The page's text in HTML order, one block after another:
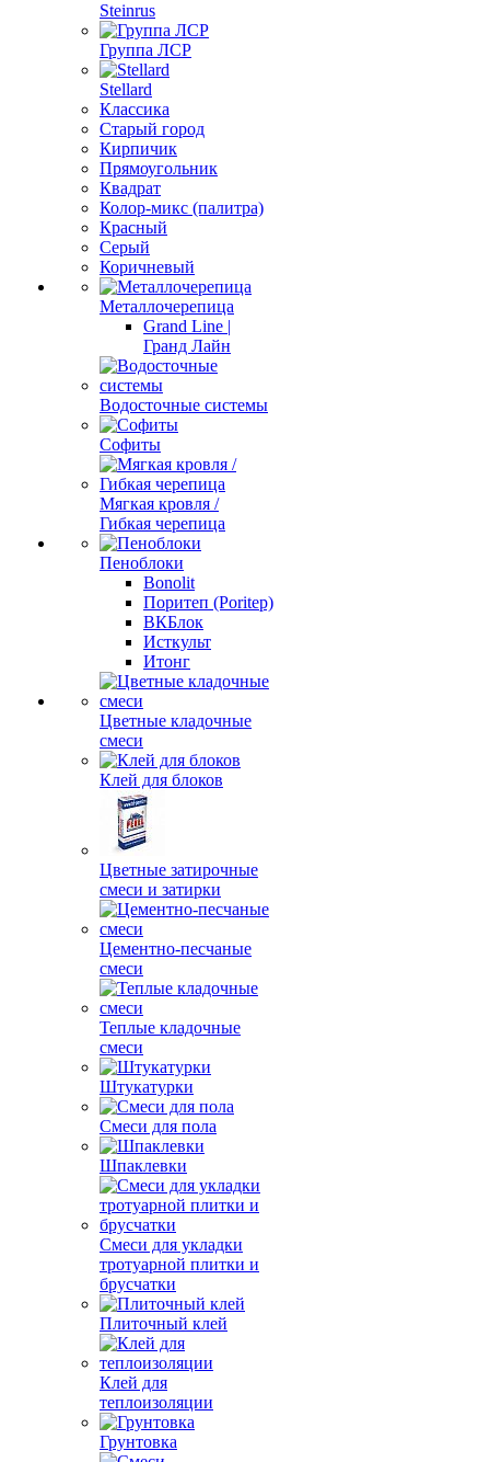
Steinrus
Группа ЛСР
Stellard
Классика
Старый город
Кирпичик
Прямоугольник
Квадрат
Колор-микс (палитра)
Красный
Серый
Коричневый
Металлочерепица
Grand Line |
Гранд Лайн
Водосточные системы
Софиты
Мягкая кровля /
Гибкая черепица
Пеноблоки
Bonolit
Поритеп (Poritep)
ВКБлок
Исткульт
Итонг
Цветные кладочные
смеси
Клей для блоков
Цветные затирочные
смеси и затирки
Цементно-песчаные
смеси
Теплые кладочные
смеси
Штукатурки
Смеси для пола
Шпаклевки
Смеси для укладки
тротуарной плитки и
брусчатки
Плиточный клей
Клей для
теплоизоляции
Грунтовка